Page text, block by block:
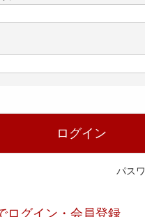
)
ログイン
パス
ログイン・会員登録